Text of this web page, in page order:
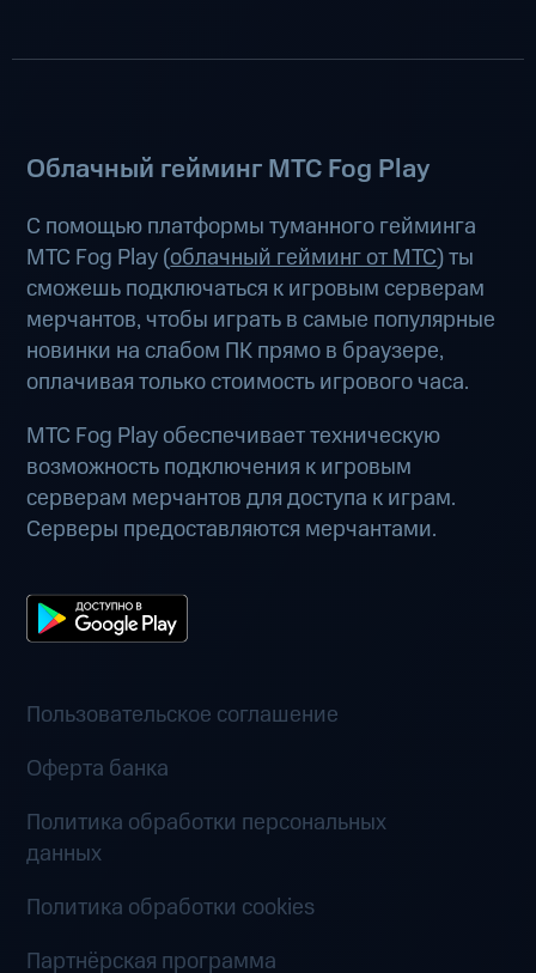
Облачный гейминг МТС Fog Play
С помощью платформы туманного гейминга
МТС Fog Play (облачный гейминг от МТС) ты
сможешь подключаться к игровым серверам
мерчантов, чтобы играть в самые популярные
новинки на слабом ПК прямо в браузере,
оплачивая только стоимость игрового часа.
МТС Fog Play обеспечивает техническую
возможность подключения к игровым
серверам мерчантов для доступа к играм.
Серверы предоставляются мерчантами.
Пользовательское соглашение
Оферта банка
Политика обработки персональных
данных
Политика обработки cookies
Партнёрская программа